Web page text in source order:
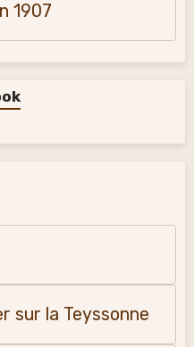
1907
sur la Teyssonne